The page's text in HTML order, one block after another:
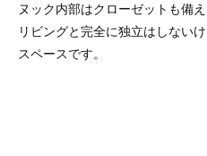
ヌック内部はクローゼットも備
リビングと完全に独立はしない
スペースです。